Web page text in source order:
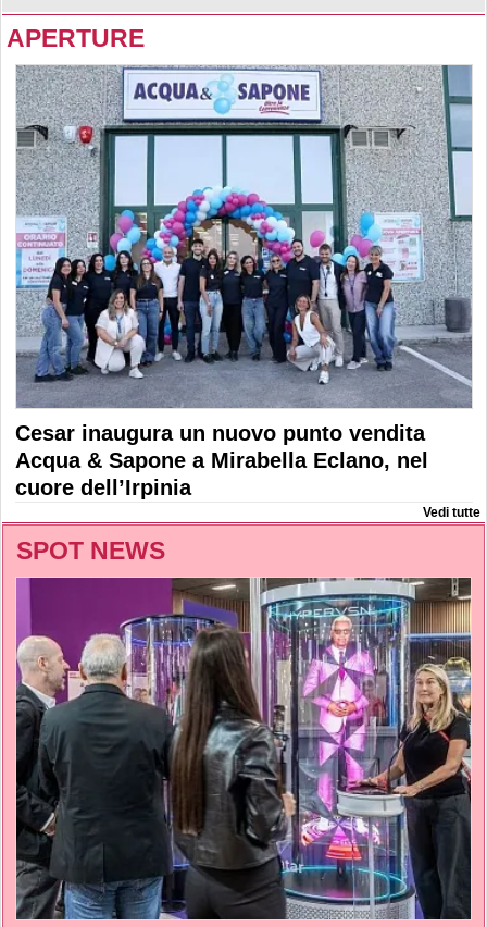
APERTURE
Cesar inaugura un nuovo punto vendita
Acqua & Sapone a Mirabella Eclano, nel
cuore dell’Irpinia
Vedi tutte
SPOT NEWS